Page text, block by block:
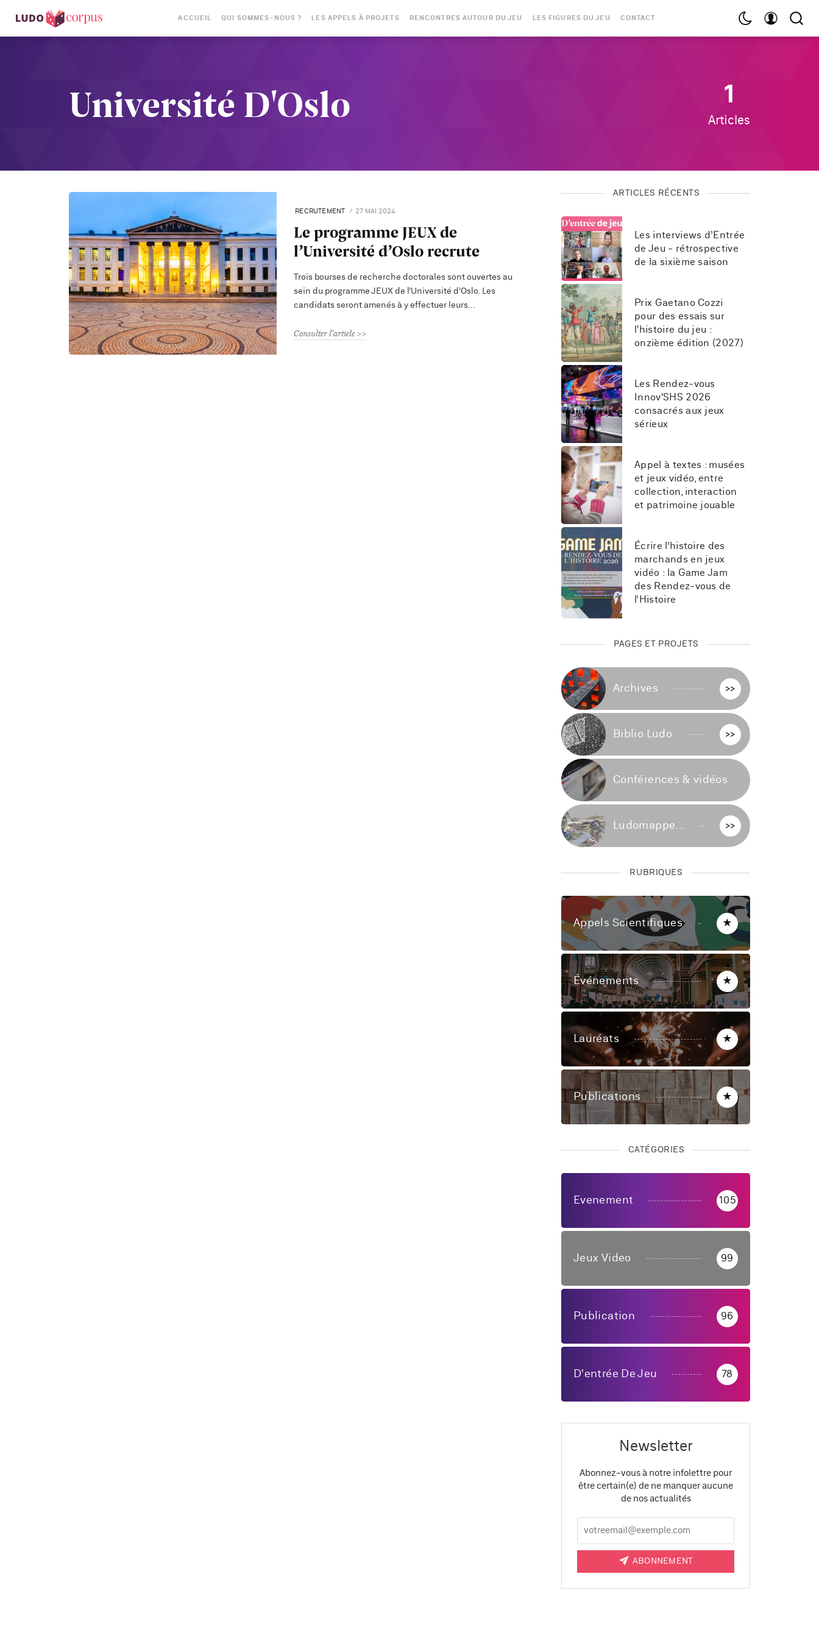
ACCUEIL QUI SOMMES-NOUS ? LES APPELS À PROJETS RENCONTRES AUTOUR DU JEU LES FIGURES DU JEU CONTACT
Université D'Oslo 1
Articles
RECRUTEMENT 27 MAI 2024
Le programme JEUX de
l’Université d’Oslo recrute
Trois bourses de recherche doctorales sont ouvertes au
sein du programme JEUX de l’Université d’Oslo. Les
candidats seront amenés à y effectuer leurs
Consulter l'article
ARTICLES RÉCENTS
Les interviews d’Entrée
de Jeu - rétrospective
de la sixième saison
Prix Gaetano Cozzi
pour des essais sur
l'histoire du jeu :
onzième édition (2027)
Les Rendez-vous
Innov'SHS 2026
consacrés aux jeux
sérieux
Appel à textes : musées
et jeux vidéo, entre
collection, interaction
et patrimoine jouable
Écrire l’histoire des
marchands en jeux
vidéo : la Game Jam
des Rendez-vous de
l’Histoire
PAGES ET PROJETS
Archives >>
Biblio Ludo >>
Conférences & vidéos
Ludomappe... >>
RUBRIQUES
Appels Scientifiques ★
Événements ★
Lauréats ★
Publications ★
CATÉGORIES
Evenement 105
Jeux Video 99
Publication 96
D'entrée De Jeu 78
Newsletter
Abonnez-vous à notre infolettre pour
être certain(e) de ne manquer aucune
de nos actualités
ABONNEMENT